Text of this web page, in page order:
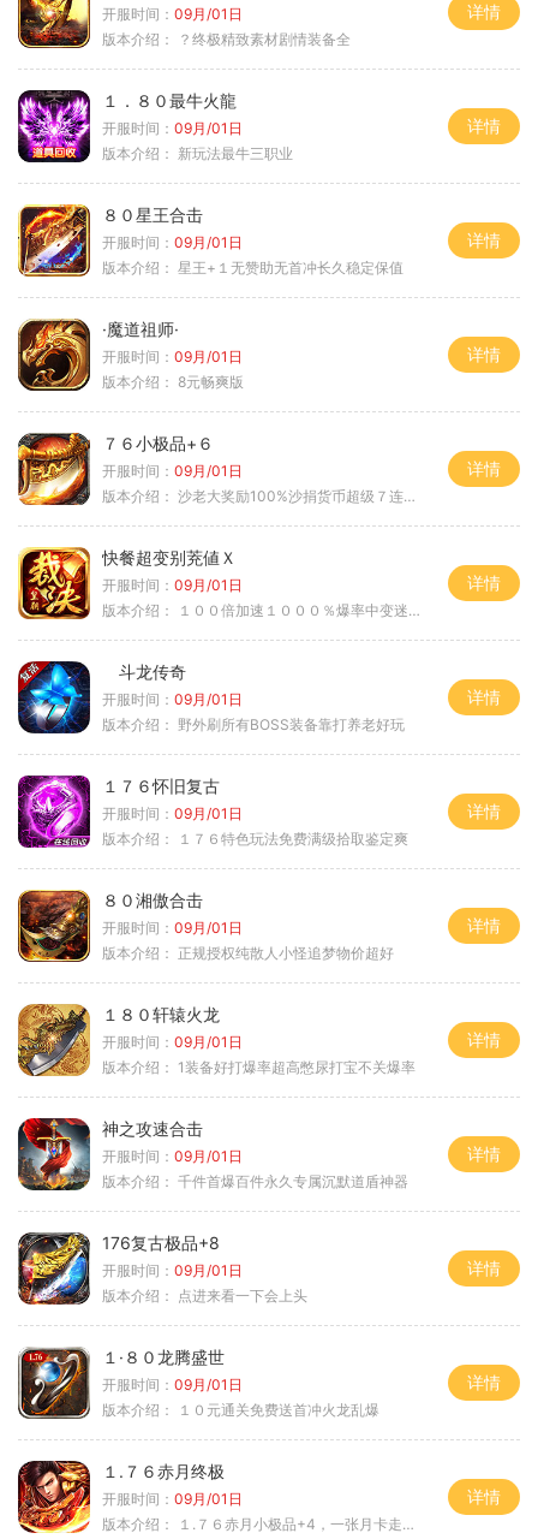
开服时间： 09月/01日
版本介绍：
？终极精致素材剧情装备全
详情
１．８０最牛火龍
开服时间： 09月/01日
版本介绍： 新玩法最牛三职业
详情
８０星王合击
开服时间： 09月/01日
版本介绍： 星王+１无赞助无首冲长久稳定保值
详情
·魔道祖师·
开服时间： 09月/01日
版本介绍： 8元畅爽版
详情
７６小极品+６
开服时间： 09月/01日
版本介绍： 沙老大奖励100%沙捐货币超级７连鞭尸
详情
快餐超变别茺値Ｘ
开服时间： 09月/01日
版本介绍：
１００倍加速１０００％爆率中变迷失单职
详情
斗龙传奇
开服时间： 09月/01日
版本介绍： 野外刷所有BOSS装备靠打养老好玩
详情
１７６怀旧复古
开服时间： 09月/01日
版本介绍：
１７６特色玩法免费满级拾取鉴定爽
详情
８０湘傲合击
开服时间： 09月/01日
版本介绍： 正规授权纯散人小怪追梦物价超好
详情
１８０轩辕火龙
开服时间： 09月/01日
版本介绍： 1装备好打爆率超高憋尿打宝不关爆率
详情
神之攻速合击
开服时间： 09月/01日
版本介绍： 千件首爆百件永久专属沉默道盾神器
详情
176复古极品+8
开服时间： 09月/01日
版本介绍： 点进来看一下会上头
详情
１·８０龙腾盛世
开服时间： 09月/01日
版本介绍：
１０元通关免费送首冲火龙乱爆
详情
１.７６赤月终极
开服时间： 09月/01日
版本介绍：
１.７６赤月小极品+4，一张月卡走天涯b
详情